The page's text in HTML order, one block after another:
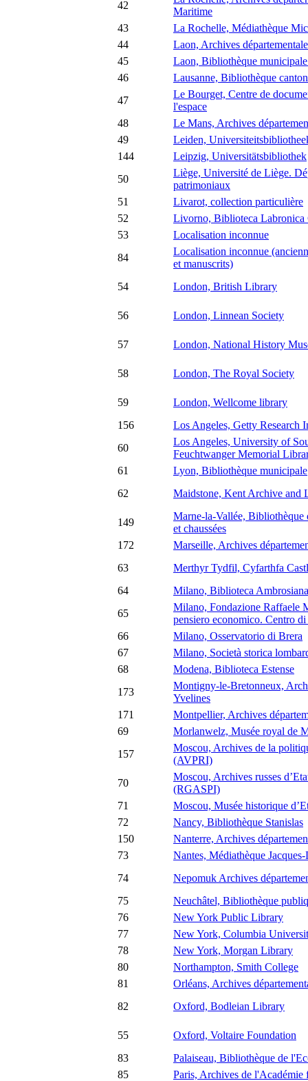
42
Maritime
43
La Rochelle, Médiathèque
44
Laon, Archives
45
Laon, Bibliothèque
46
Lausanne, Bibliothèque
47
Le Bourget, Centre de
l'espace
48
Le Mans, Archives
49
Leiden,
144
Leipzig, Universitätsbibliothek
50
Liège, Université de Liège.
patrimoniaux
51
Livarot, collection particulière
52
Livorno, Biblioteca Labronica
53
Localisation inconnue
84
Localisation inconnue
et manuscrits)
54
London, British Library
56 London, Linnean Society
57 London, National History
58 London, The Royal Society
59
London, Wellcome library
156
Los Angeles, Getty Research
60
Los Angeles, University of
Feuchtwanger Memorial
61
Lyon, Bibliothèque municipale
62
Maidstone, Kent Archive and
149
Marne-la-Vallée, Bibliothèque
et chaussées
172
Marseille, Archives
63
Merthyr Tydfil, Cyfarthfa
64
Milano, Biblioteca Ambrosiana
65
Milano, Fondazione Raffaele
pensiero economico. Centro
66
Milano, Osservatorio di Brera
67
Milano, Società storica
68
Modena, Biblioteca Estense
173
Montigny-le-Bretonneux,
Yvelines
171
Montpellier, Archives
69
Morlanwelz, Musée royal de
157
Moscou, Archives de la
(AVPRI)
70
Moscou, Archives russes
(RGASPI)
71
Moscou, Musée historique
72
Nancy, Bibliothèque Stanislas
150
Nanterre, Archives
73
Nantes, Médiathèque
74
Nepomuk Archives
75
Neuchâtel, Bibliothèque
76
New York Public Library
77
New York, Columbia
78
New York, Morgan Library
80
Northampton, Smith College
81
Orléans, Archives
82
Oxford, Bodleian Library
55
Oxford, Voltaire Foundation
83
Palaiseau, Bibliothèque de
85
Paris, Archives de l'Académie